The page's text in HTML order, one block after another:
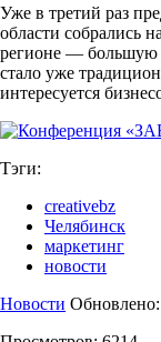
Уже в третий раз
области собрались
регионе —
стало уже
интересуется
Тэги:
creativebz
Челябинск
маркетинг
новости
Новости